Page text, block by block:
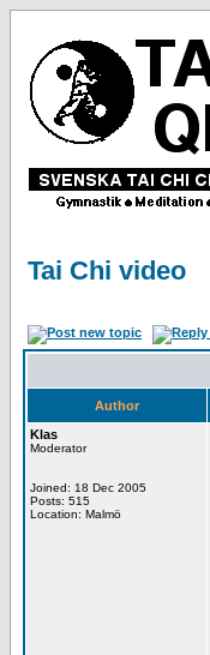
Tai Chi video
Author
Klas
Moderator
Joined: 18 Dec 2005
Posts: 515
Location: Malmö